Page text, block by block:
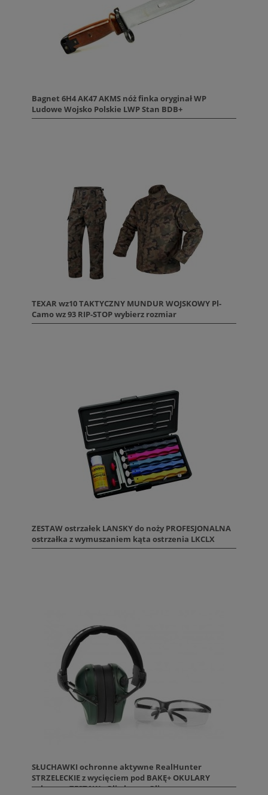
Bagnet 6H4 AK47 AKMS nóż finka oryginał WP
Ludowe Wojsko Polskie LWP Stan BDB+
TEXAR wz10 TAKTYCZNY MUNDUR WOJSKOWY Pl-
Camo wz 93 RIP-STOP wybierz rozmiar
ZESTAW ostrzałek LANSKY do noży PROFESJONALNA
ostrzałka z wymuszaniem kąta ostrzenia LKCLX
SŁUCHAWKI ochronne aktywne RealHunter
STRZELECKIE z wycięciem pod BAKĘ+ OKULARY
ochronn. ZESTAW . Oliwkowe. Olive